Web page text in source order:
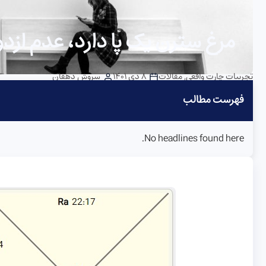
مرغ سترن یک پا دارد، عدم
تجربیات چارت واقعی,مقالات 8 دی 1401 سروش دهقان
فهرست مطالب
No headlines found here.